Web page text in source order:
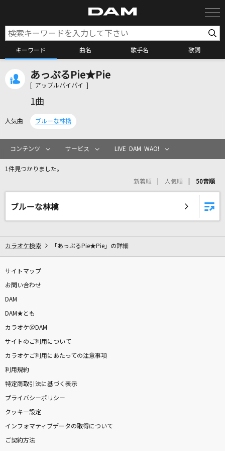
キーワード 曲名 歌手名 歌詞
カラオケ検索
カラオケリクエスト
リアルタイムで歌われている曲の一覧
Mrs. GREEN APPLE
Shout it loud
LOVE涙色
松浦亜弥
[生音]そういう好き
wacci
[生音]himawari
あっぷるPie★Pie
[ アップルパイパイ ]
1曲
人気曲 ブルーな林檎
コンテンツ サービス LIVE DAM WAO!
1件見つかりました。
新着順 人気順 50音順
ブルーな林檎
カラオケ検索 「あっぷるPie★Pie」の詳細
サイトマップ
お問い合わせ
DAM
DAM★とも
カラオケ＠DAM
サイトのご利用について
カラオケご利用にあたっての注意事項
利用規約
特定商取引法に基づく表示
プライバシーポリシー
クッキー設定
インフォマティブデータの取得について
ご契約方法